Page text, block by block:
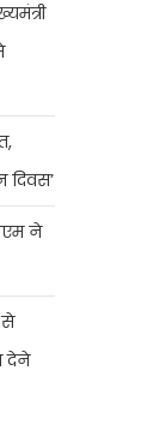
दिवस’
ने
से
देने